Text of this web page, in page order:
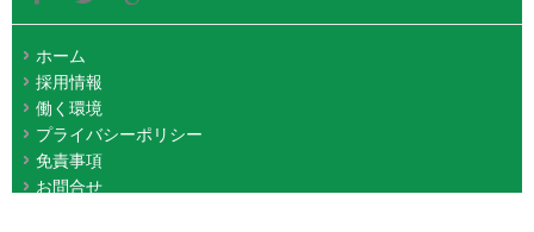
ホーム
採用情報
働く環境
プライバシーポリシー
免責事項
お問合せ